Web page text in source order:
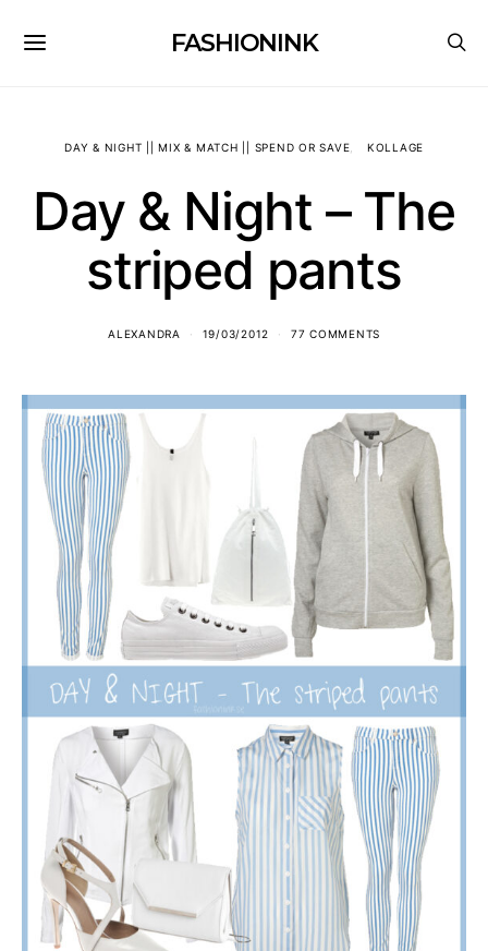
FASHIONINK
DAY & NIGHT || MIX & MATCH || SPEND OR SAVE KOLLAGE
Day & Night – The
striped pants
ALEXANDRA 19/03/2012 77 COMMENTS